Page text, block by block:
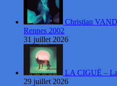
Christian
Rennes 2002
31 juillet 2026
LA CIGUË –
29 juillet 2026